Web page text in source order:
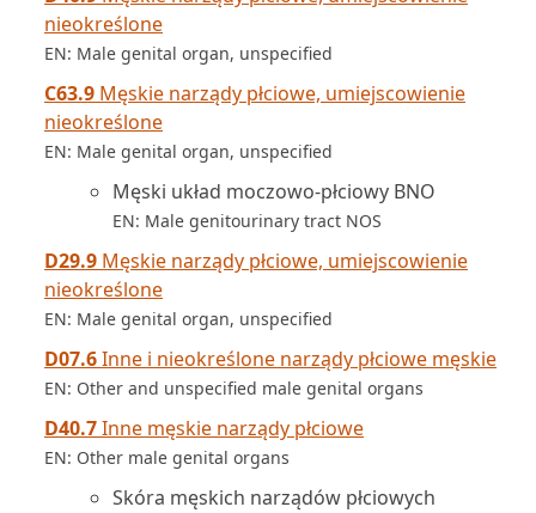
nieokreślone
EN: Male genital organ, unspecified
C63.9 Męskie narządy płciowe, umiejscowienie
nieokreślone
EN: Male genital organ, unspecified
Męski układ moczowo-płciowy BNO
EN: Male genitourinary tract NOS
D29.9 Męskie narządy płciowe, umiejscowienie
nieokreślone
EN: Male genital organ, unspecified
D07.6Inne i nieokreślone narządy płciowe męskie
EN: Other and unspecified male genital organs
D40.7Inne męskie narządy płciowe
EN: Other male genital organs
Skóra męskich narządów płciowych